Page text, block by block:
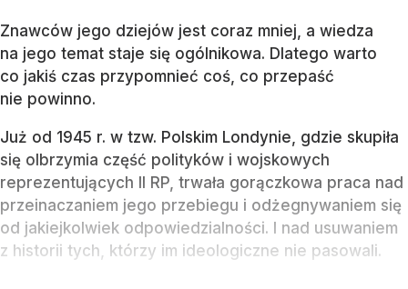
Znawców jego dziejów jest coraz mniej, a wiedza
na jego temat staje się ogólnikowa. Dlatego warto
co jakiś czas przypomnieć coś, co przepaść
nie powinno.
Już od 1945 r. w tzw. Polskim Londynie, gdzie skupiła
się olbrzymia część polityków i wojskowych
reprezentujących II RP, trwała gorączkowa praca nad
przeinaczaniem jego przebiegu i odżegnywaniem się
od jakiejkolwiek odpowiedzialności. I nad usuwaniem
z historii tych, którzy im ideologiczne nie pasowali.